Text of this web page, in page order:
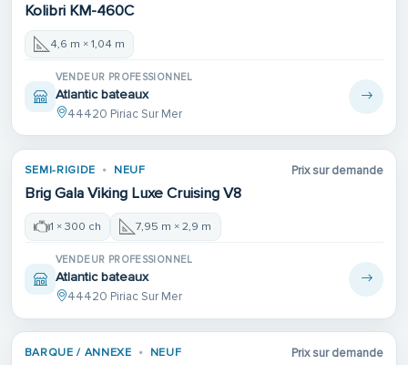
Kolibri KM-460C
4,6 m × 1,04 m
VENDEUR PROFESSIONNEL
Atlantic bateaux
44420 Piriac Sur Mer
SEMI-RIGIDE NEUF
Brig Gala Viking Luxe Cruising V8
Prix sur demande
1 × 300 ch 7,95 m × 2,9 m
VENDEUR PROFESSIONNEL
Atlantic bateaux
44420 Piriac Sur Mer
BARQUE / ANNEXE NEUF Prix sur demande